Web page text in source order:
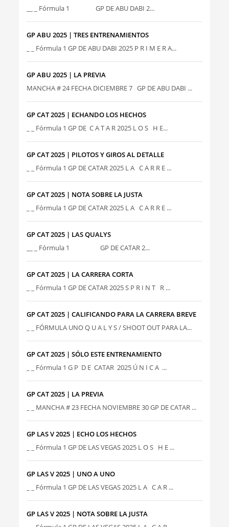
__ _ Fórmula 1 GP DE ABU DABI 2...
GP ABU 2025 | TRES ENTRENAMIENTOS
_ _ Fórmula 1 GP DE ABU DABI 2025 P R I M E R A...
GP ABU 2025 | LA PREVIA
MANCHA # 24 FECHA DICIEMBRE 7 GP DE ABU DABI ...
GP CAT 2025 | ECHANDO LOS HECHOS
_ _ Fórmula 1 GP DE C A T A R 2025 L O S H E...
GP CAT 2025 | PILOTOS Y GIROS AL DETALLE
_ _ Fórmula 1 GP DE CATAR 2025 L A C A R R E ...
GP CAT 2025 | NOTA SOBRE LA JUSTA
_ _ Fórmula 1 GP DE CATAR 2025 L A C A R R E ...
GP CAT 2025 | LAS QUALYS
__ _ Fórmula 1 GP DE CATAR 2...
GP CAT 2025 | LA CARRERA CORTA
_ _ Fórmula 1 GP DE CATAR 2025 S P R I N T R ...
GP CAT 2025 | CALIFICANDO PARA LA CARRERA BREVE
_ _ FÓRMULA UNO Q U A L Y S / SHOOT OUT PARA LA...
GP CAT 2025 | SÓLO ESTE ENTRENAMIENTO
_ _ Fórmula 1 G P D E CATAR 2025 Ú N I C A ...
GP CAT 2025 | LA PREVIA
_ _ MANCHA # 23 FECHA NOVIEMBRE 30 GP DE CATAR ...
GP LAS V 2025 | ECHO LOS HECHOS
_ _ Fórmula 1 GP DE LAS VEGAS 2025 L O S H E ...
GP LAS V 2025 | UNO A UNO
_ _ Fórmula 1 GP DE LAS VEGAS 2025 L A C A R ...
GP LAS V 2025 | NOTA SOBRE LA JUSTA